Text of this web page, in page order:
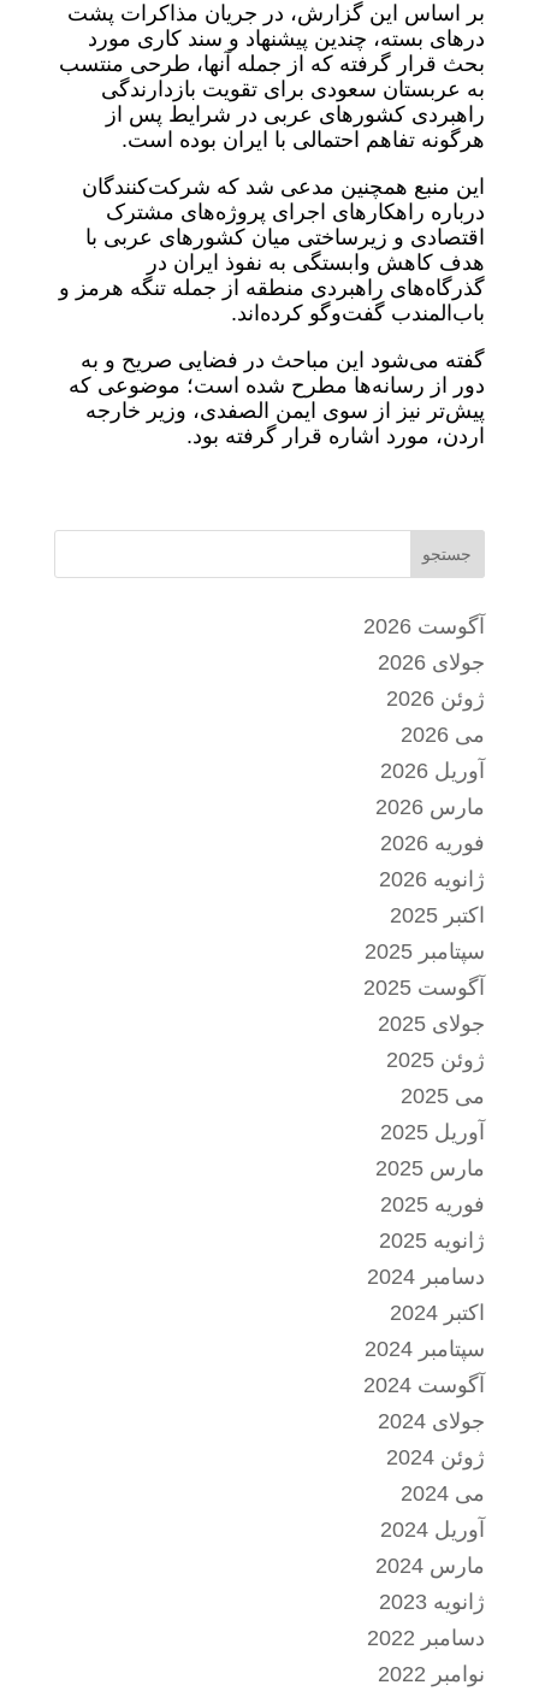
بر اساس این گزارش، در جریان مذاکرات پشت
درهای بسته، چندین پیشنهاد و سند کاری مورد
بحث قرار گرفته که از جمله آنها، طرحی منتسب
به عربستان سعودی برای تقویت بازدارندگی
راهبردی کشورهای عربی در شرایط پس از
هرگونه تفاهم احتمالی با ایران بوده است.
این منبع همچنین مدعی شد که شرکت‌کنندگان
درباره راهکارهای اجرای پروژه‌های مشترک
اقتصادی و زیرساختی میان کشورهای عربی با
هدف کاهش وابستگی به نفوذ ایران در
گذرگاه‌های راهبردی منطقه از جمله تنگه هرمز و
باب‌المندب گفت‌وگو کرده‌اند.
گفته می‌شود این مباحث در فضایی صریح و به
دور از رسانه‌ها مطرح شده است؛ موضوعی که
پیش‌تر نیز از سوی ایمن الصفدی، وزیر خارجه
اردن، مورد اشاره قرار گرفته بود.
جستجو
آگوست 2026
جولای 2026
ژوئن 2026
می 2026
آوریل 2026
مارس 2026
فوریه 2026
ژانویه 2026
اکتبر 2025
سپتامبر 2025
آگوست 2025
جولای 2025
ژوئن 2025
می 2025
آوریل 2025
مارس 2025
فوریه 2025
ژانویه 2025
دسامبر 2024
اکتبر 2024
سپتامبر 2024
آگوست 2024
جولای 2024
ژوئن 2024
می 2024
آوریل 2024
مارس 2024
ژانویه 2023
دسامبر 2022
نوامبر 2022